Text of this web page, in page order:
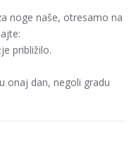
noge naše, otresamo na
približilo.
onaj dan, negoli gradu